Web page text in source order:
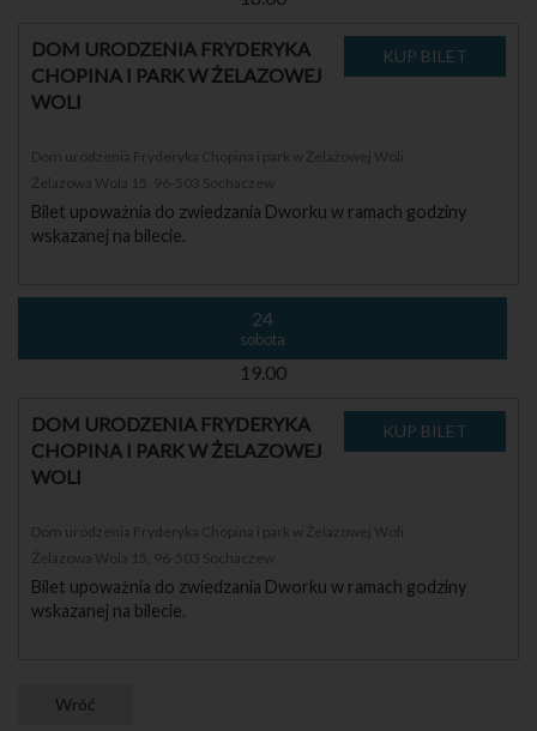
DOM URODZENIA FRYDERYKA
CHOPINA I PARK W ŻELAZOWEJ
WOLI
Dom urodzenia Fryderyka Chopina i park w Żelazowej Woli
Żelazowa Wola 15, 96-503 Sochaczew
Bilet upoważnia do zwiedzania Dworku w ramach godziny
wskazanej na bilecie.
24
sobota
19.00
DOM URODZENIA FRYDERYKA
CHOPINA I PARK W ŻELAZOWEJ
WOLI
Dom urodzenia Fryderyka Chopina i park w Żelazowej Woli
Żelazowa Wola 15, 96-503 Sochaczew
Bilet upoważnia do zwiedzania Dworku w ramach godziny
wskazanej na bilecie.